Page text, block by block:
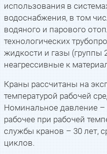
использования в
водоснабжения, в том
водяного и парового
технологических
жидкости и газы (группы
неагрессивные к
Краны рассчитаны на
температурой рабочей
Номинальное давление –
рабочее при рабочей
службы кранов – 30 лет,
циклов.